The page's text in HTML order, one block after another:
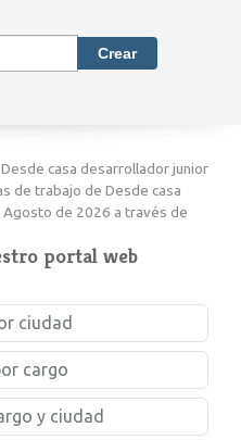
Crear
casa desarrollador junior
de trabajo de Desde casa
de 2026 a través de
portal web
ciudad
cargo
y ciudad